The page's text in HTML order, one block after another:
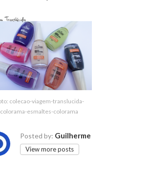
colecao-viagem-translucida-
colorama-esmaltes-colorama
Posted by: Guilherme
View more posts